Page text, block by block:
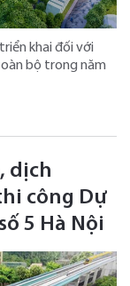
khai đối với
bộ trong năm
dịch
công Dự
5 Hà Nội